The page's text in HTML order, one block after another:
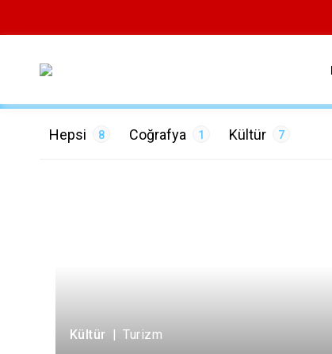
Hepsi 8 Coğrafya 1 Kültür 7
Kültür | Turizm